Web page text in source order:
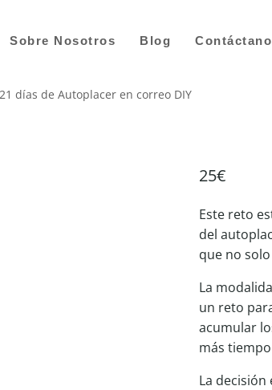
Sobre Nosotros Blog
días de Autoplacer en correo DIY
25€
Este reto
del
que no
La
un reto
acumular
más
La